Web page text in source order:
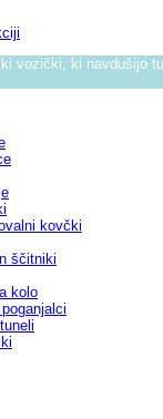
vozički, ki navdušijo
kovčki
ščitniki
kolo